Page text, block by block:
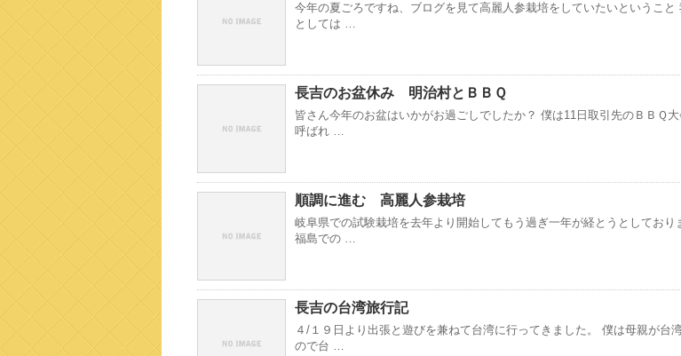
今年の夏ごろですね、ブログを見て高麗人参栽培をしていたいということ
としては …
長吉のお盆休み 明治村とＢＢＱ
皆さん今年のお盆はいかがお過ごしでしたか？ 僕は11日取引先のＢＢＱ大
呼ばれ …
順調に進む 高麗人参栽培
岐阜県での試験栽培を去年より開始してもう過ぎ一年が経とうとしており
福島での …
長吉の台湾旅行記
４/１９日より出張と遊びを兼ねて台湾に行ってきました。 僕は母親が台
ので台 …